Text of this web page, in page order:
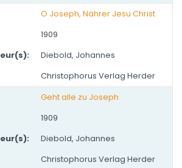
O Joseph, Nährer Jesu Christ
1909
Diebold, Johannes
Christophorus Verlag Herder
Geht alle zu Joseph
1909
Diebold, Johannes
Christophorus Verlag Herder